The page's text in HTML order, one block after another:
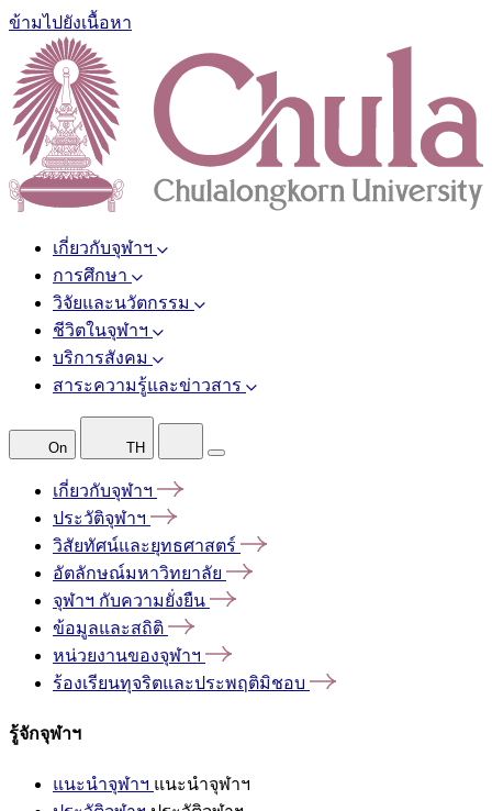
ข้ามไปยังเนื้อหา
เกี่ยวกับจุฬาฯ
การศึกษา
วิจัยและนวัตกรรม
ชีวิตในจุฬาฯ
บริการสังคม
สาระความรู้และข่าวสาร
On TH
เกี่ยวกับจุฬาฯ
ประวัติจุฬาฯ
วิสัยทัศน์และยุทธศาสตร์
อัตลักษณ์มหาวิทยาลัย
จุฬาฯ กับความยั่งยืน
ข้อมูลและสถิติ
หน่วยงานของจุฬาฯ
ร้องเรียนทุจริตและประพฤติมิชอบ
รู้จักจุฬาฯ
แนะนำจุฬาฯ แนะนำจุฬาฯ